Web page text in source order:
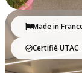
Made in
Certifié UTAC